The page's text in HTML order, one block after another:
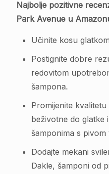
Najbolje pozitivne
Park Avenue u
Učinite kosu
Postignite dobre
redovitom
šampona.
Promijenite
beživotne do glatke
šamponima s pivom
Dodajte mekani
Dakle, šamponi od